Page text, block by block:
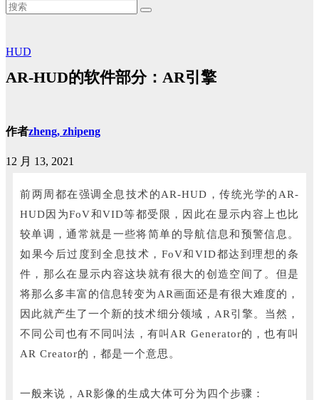
HUD
AR-HUD的软件部分：AR引擎
作者zheng, zhipeng
12 月 13, 2021
前两周都在强调全息技术的AR-HUD，传统光学的AR-
HUD因为FoV和VID等都受限，因此在显示内容上也比
较单调，通常就是一些将简单的导航信息和预警信息。
如果今后过度到全息技术，FoV和VID都达到理想的条
件，那么在显示内容这块就有很大的创造空间了。 但是
将那么多丰富的信息转变为AR画面还是有很大难度的，
因此就产生了一个新的技术细分领域，AR引擎。 当然，
不同公司也有不同叫法，有叫AR Generator的，也有叫
AR Creator的，都是一个意思。
一般来说，AR影像的生成大体可分为四个步骤：